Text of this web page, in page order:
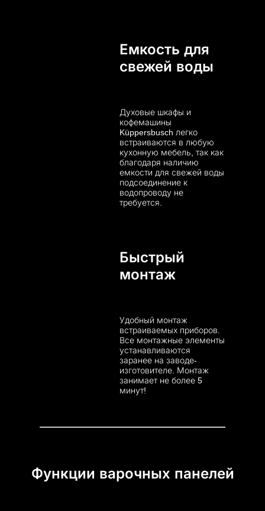
Емкость для
свежей воды
Духовые шкафы и
кофемашины
Küppersbusch легко
встраиваются в любую
кухонную мебель, так как
благодаря наличию
емкости для свежей воды
подсоединение к
водопроводу не
требуется.
Быстрый
монтаж
Удобный монтаж
встраиваемых приборов.
Все монтажные элементы
устанавливаются
заранее на заводе-
изготовителе. Монтаж
занимает не более 5
минут!
Функции варочных панелей